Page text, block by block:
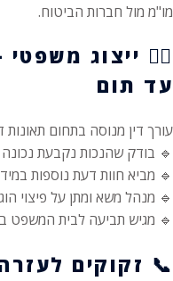
מו"מ מול חברות הביטוח.
👨‍⚖️ ייצוג
עד תום
עורך דין מנוסה בתחום תאונות
🔹 בודק שהנכות נקבעת נכונה
🔹 מביא חוות דעת נוספות
🔹 מנהל משא ומתן על פיצוי
🔹 מגיש תביעה לבית המשפט
📞 זקוקים